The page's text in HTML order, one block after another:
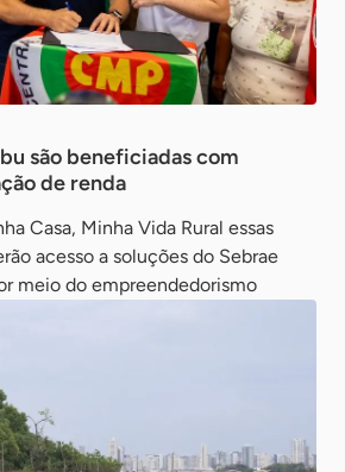
são beneficiadas com
de renda
Casa, Minha Vida Rural essas
acesso a soluções do Sebrae
meio do empreendedorismo